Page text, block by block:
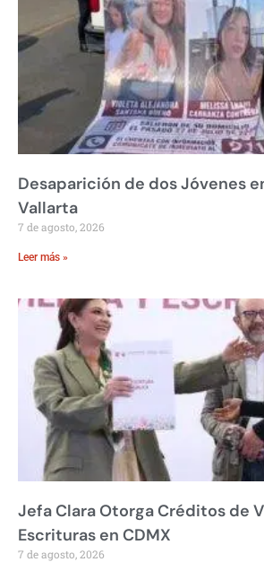
Desaparición de dos Jóvenes
Vallarta
7 de agosto, 2026
Leer más »
Jefa Clara Otorga Créditos de
Escrituras en CDMX
7 de agosto, 2026